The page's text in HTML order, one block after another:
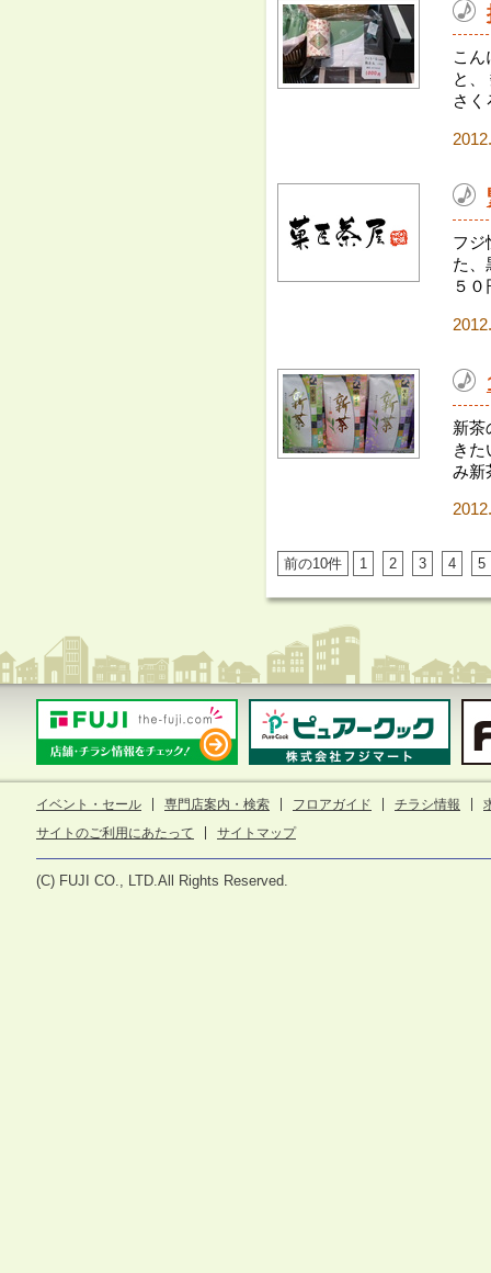
こ
と
さく
フジ
た
５
新茶
き
み新
前の10件 1 2 3 4 5
イベント・セール 専門店案内・検索 フロアガイド チラシ情報
サイトのご利用にあたって
サイトマップ
(C) FUJI CO., LTD.All Rights Reserved.